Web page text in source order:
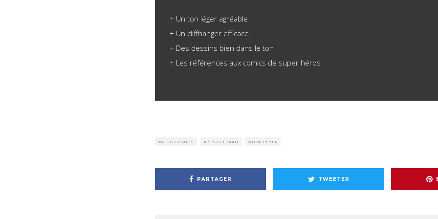
Un ton léger agréable
Un cliffhanger efficace
Des dessins bien dans le ton
Les références aux comics de super héros
AHOY COMICS PENULTIMAN TOM PEYER
PARTAGER TWEETER